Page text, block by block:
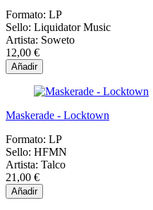
Formato: LP
Sello: Liquidator Music
Artista: Soweto
12,00 €
Añadir
Maskerade - Locktown
Formato: LP
Sello: HFMN
Artista: Talco
21,00 €
Añadir